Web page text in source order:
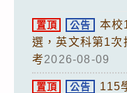
置頂 公告
本校
選，英文科第1次
考2026-08-09
置頂 公告
115